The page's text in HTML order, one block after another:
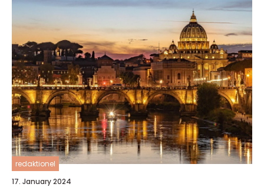
redaktionel
17. January 2024